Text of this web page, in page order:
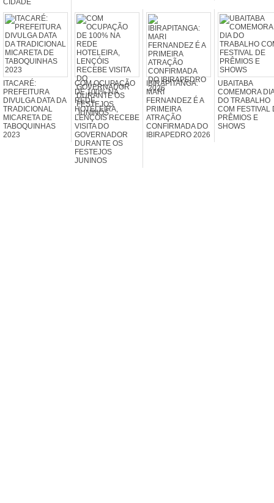
CIDADE
ITACARÉ:
PREFEITURA
DIVULGA DATA DA
TRADICIONAL
MICARETA DE
TABOQUINHAS
2023
COM OCUPAÇÃO
DE 100% NA
REDE
HOTELEIRA,
LENÇÓIS RECEBE
VISITA DO
GOVERNADOR
DURANTE OS
FESTEJOS
JUNINOS
IBIRAPITANGA:
MARI
FERNANDEZ É A
PRIMEIRA
ATRAÇÃO
CONFIRMADA DO
IBIRAPEDRO 2026
UBAITABA
COMEMORA DIA
DO TRABALHO
COM FESTIVAL
PRÊMIOS E
SHOWS